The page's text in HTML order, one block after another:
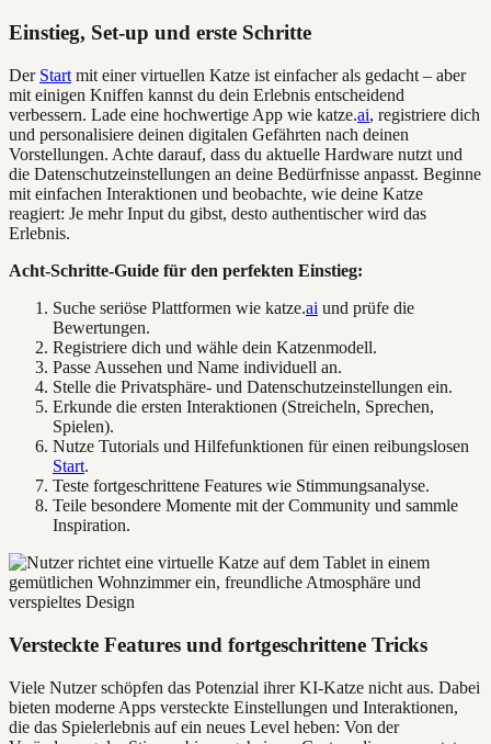
Einstieg, Set-up und erste Schritte
Der Start mit einer virtuellen Katze ist einfacher als gedacht – aber
mit einigen Kniffen kannst du dein Erlebnis entscheidend
verbessern. Lade eine hochwertige App wie katze.ai, registriere dich
und personalisiere deinen digitalen Gefährten nach deinen
Vorstellungen. Achte darauf, dass du aktuelle Hardware nutzt und
die Datenschutzeinstellungen an deine Bedürfnisse anpasst. Beginne
mit einfachen Interaktionen und beobachte, wie deine Katze
reagiert: Je mehr Input du gibst, desto authentischer wird das
Erlebnis.
Acht-Schritte-Guide für den perfekten Einstieg:
Suche seriöse Plattformen wie katze.ai und prüfe die
Bewertungen.
Registriere dich und wähle dein Katzenmodell.
Passe Aussehen und Name individuell an.
Stelle die Privatsphäre- und Datenschutzeinstellungen ein.
Erkunde die ersten Interaktionen (Streicheln, Sprechen,
Spielen).
Nutze Tutorials und Hilfefunktionen für einen reibungslosen
Start.
Teste fortgeschrittene Features wie Stimmungsanalyse.
Teile besondere Momente mit der Community und sammle
Inspiration.
Versteckte Features und fortgeschrittene Tricks
Viele Nutzer schöpfen das Potenzial ihrer KI-Katze nicht aus. Dabei
bieten moderne Apps versteckte Einstellungen und Interaktionen,
die das Spielerlebnis auf ein neues Level heben: Von der